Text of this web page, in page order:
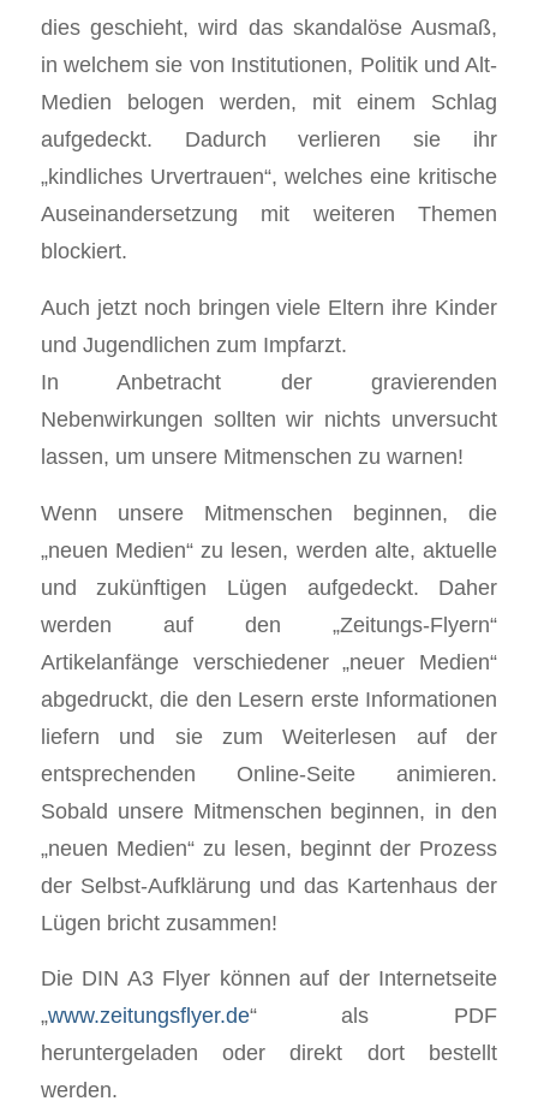
dies geschieht, wird das skandalöse Ausmaß,
in welchem sie von Institutionen, Politik und Alt-
Medien belogen werden, mit einem Schlag
aufgedeckt. Dadurch verlieren sie ihr
„kindliches Urvertrauen“, welches eine kritische
Auseinandersetzung mit weiteren Themen
blockiert.
Auch jetzt noch bringen viele Eltern ihre Kinder
und Jugendlichen zum Impfarzt.
In Anbetracht der gravierenden
Nebenwirkungen sollten wir nichts unversucht
lassen, um unsere Mitmenschen zu warnen!
Wenn unsere Mitmenschen beginnen, die
„neuen Medien“ zu lesen, werden alte, aktuelle
und zukünftigen Lügen aufgedeckt. Daher
werden auf den „Zeitungs-Flyern“
Artikelanfänge verschiedener „neuer Medien“
abgedruckt, die den Lesern erste Informationen
liefern und sie zum Weiterlesen auf der
entsprechenden Online-Seite animieren.
Sobald unsere Mitmenschen beginnen, in den
„neuen Medien“ zu lesen, beginnt der Prozess
der Selbst-Aufklärung und das Kartenhaus der
Lügen bricht zusammen!
Die DIN A3 Flyer können auf der Internetseite
„www.zeitungsflyer.de“ als PDF
heruntergeladen oder direkt dort bestellt
werden.